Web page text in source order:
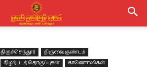
திருச்செந்தூர்
திருவைகுண்டம்
நிழற்படத் தொகுப்புகள்
காணொலிகள்